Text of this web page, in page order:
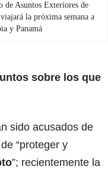
de Asuntos Exteriores de
la próxima semana a
y Panamá
sobre los que
sido acusados de
“proteger y
”; recientemente la